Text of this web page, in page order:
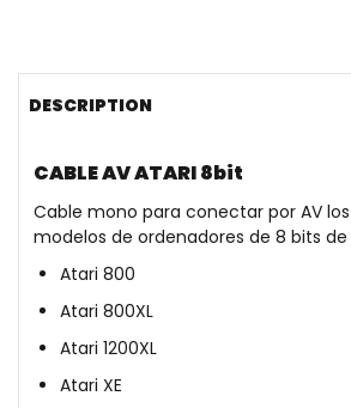
DESCRIPTION
CABLE AV ATARI 8bit
Cable mono para conectar por AV
modelos de ordenadores de 8 bits de
Atari 800
Atari 800XL
Atari 1200XL
Atari XE